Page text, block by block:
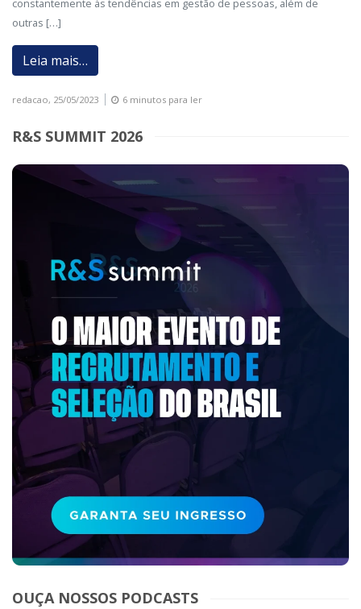
outras […]
Leia mais…
redacao, 25/05/2023 6 minutos para ler
R&S SUMMIT 2026
OUÇA NOSSOS PODCASTS